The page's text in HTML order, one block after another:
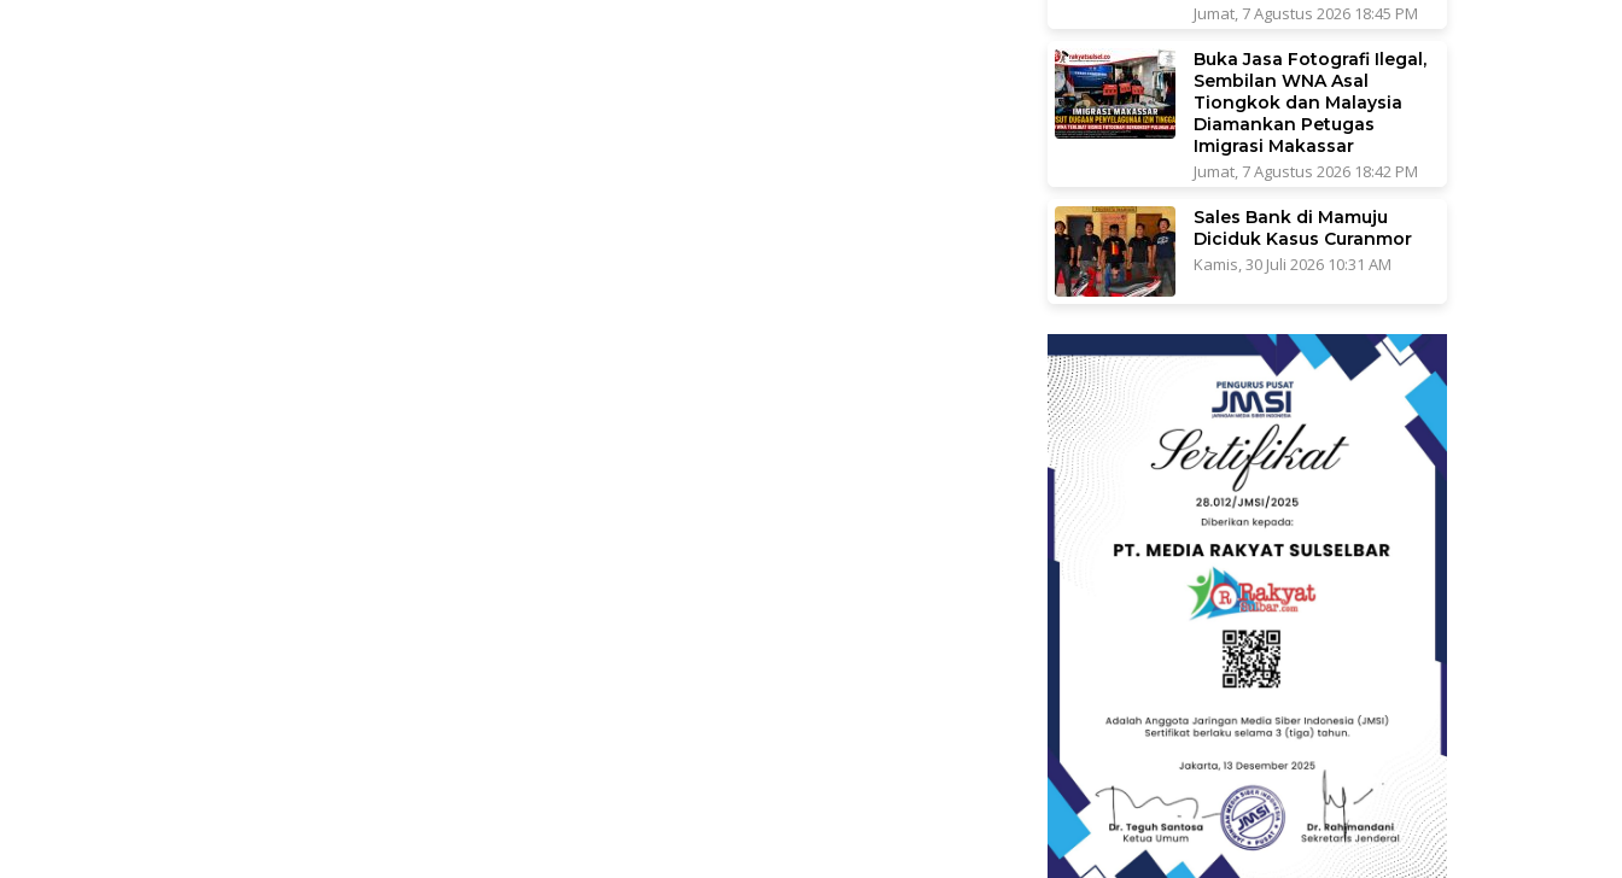
Jumat, 7 Agustus 2026 18:45 PM
Buka Jasa Fotografi Ilegal,
Sembilan WNA Asal
Tiongkok dan Malaysia
Diamankan Petugas
Imigrasi Makassar
Jumat, 7 Agustus 2026 18:42 PM
Sales Bank di Mamuju
Diciduk Kasus Curanmor
Kamis, 30 Juli 2026 10:31 AM